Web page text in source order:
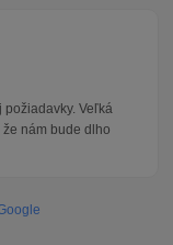
požiadavky. Veľká
nám bude dlho